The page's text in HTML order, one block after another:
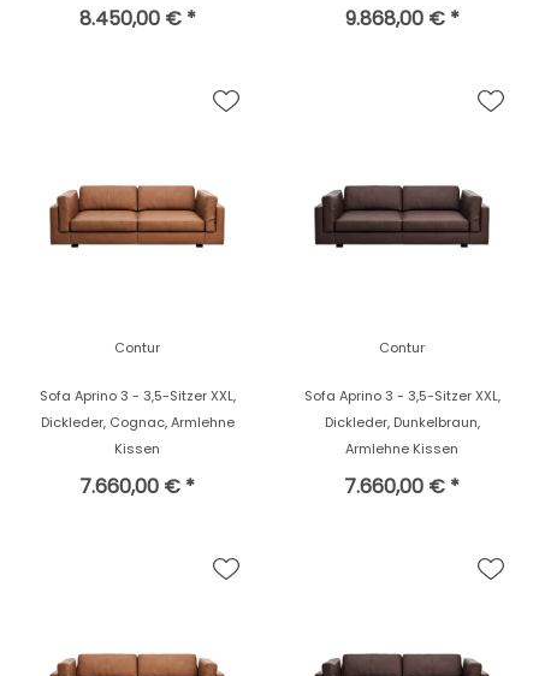
8.450,00 € * 9.868,00 € *
Contur
Sofa Aprino 3 - 3,5-Sitzer XXL,
Dickleder, Cognac, Armlehne
Kissen
7.660,00 € *
Contur
Sofa Aprino 3 - 3,5-Sitzer XXL,
Dickleder, Dunkelbraun,
Armlehne Kissen
7.660,00 € *